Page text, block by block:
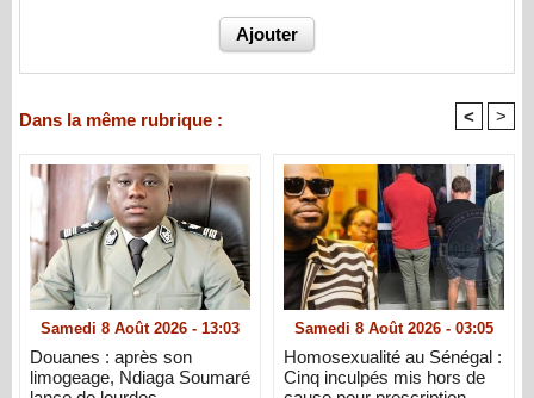
Dans la même rubrique : < >
Samedi 8 Août 2026 - 13:03
Douanes : après son
limogeage, Ndiaga Soumaré
Samedi 8 Août 2026 - 03:05
Homosexualité au Sénégal :
Cinq inculpés mis hors de